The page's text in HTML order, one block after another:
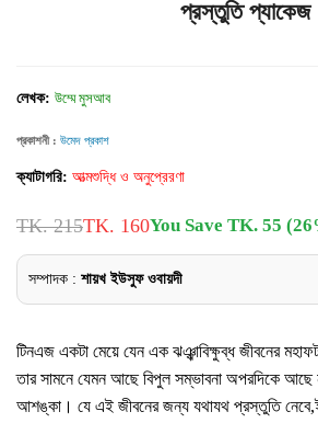
প্রস্তুতি প্যাকেজ
লেখক: উম্মে মুসআব
প্রকাশনী : উমেদ প্রকাশ
ক্যাটাগরি: আত্মশুদ্ধি ও অনুপ্রেরণা
TK. 215TK. 160You Save TK. 55
সম্পাদক : শায়খ ইউসুফ ওবায়দী
টিনএজ একটা মেয়ে যেন এক ঝঞ্ঝাবিক্ষুব্ধ জীবনের
তার সামনে যেমন আছে বিপুল সম্ভাবনা অপরদিকে আছে
আশঙ্কা। যে এই জীবনের জন্য যথাযথ প্রস্তুতি